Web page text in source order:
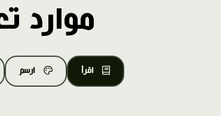
موارد
اقرأ ارسم